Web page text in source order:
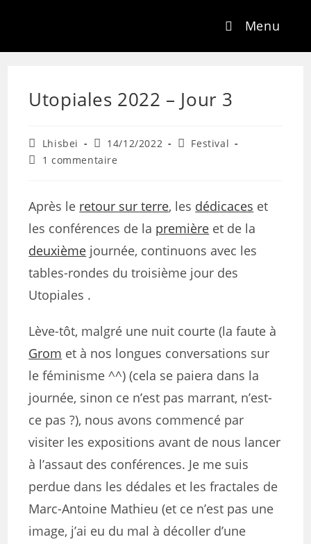
Menu
Utopiales 2022 – Jour 3
Lhisbei 14/12/2022
Festival
1 commentaire
Après le retour sur terre, les dédicaces et
les conférences de la première et de la
deuxième journée, continuons avec les
tables-rondes du troisième jour des
Utopiales .
Lève-tôt, malgré une nuit courte (la faute à
Grom et à nos longues conversations sur
le féminisme ^^) (cela se paiera dans la
journée, sinon ce n’est pas marrant, n’est-
ce pas ?), nous avons commencé par
visiter les expositions avant de nous lancer
à l’assaut des conférences. Je me suis
perdue dans les dédales et les fractales de
Marc-Antoine Mathieu (et ce n’est pas une
image, j’ai eu du mal à décoller d’une